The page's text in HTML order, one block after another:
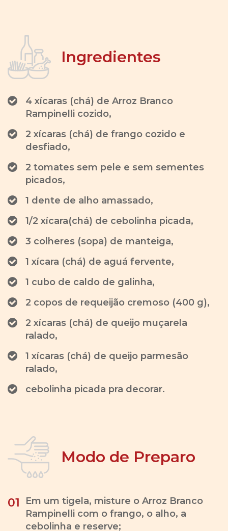
Ingredientes
4 xícaras (chá) de Arroz Branco
Rampinelli cozido,
2 xícaras (chá) de frango cozido e
desfiado,
2 tomates sem pele e sem sementes
picados,
1 dente de alho amassado,
1/2 xícara(chá) de cebolinha picada,
3 colheres (sopa) de manteiga,
1 xícara (chá) de aguá fervente,
1 cubo de caldo de galinha,
2 copos de requeijão cremoso (400 g),
2 xícaras (chá) de queijo muçarela
ralado,
1 xícaras (chá) de queijo parmesão
ralado,
cebolinha picada pra decorar.
Modo de Preparo
01
Em um tigela, misture o Arroz Branco
Rampinelli com o frango, o alho, a
cebolinha e reserve;